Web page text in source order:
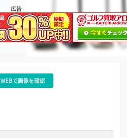
広告
WEBで画像を確認